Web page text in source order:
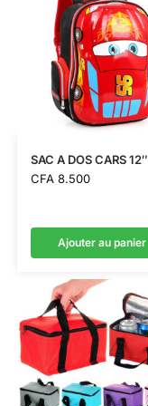
SAC A DOS CARS 12″
CFA8.500
Ajouter au panier